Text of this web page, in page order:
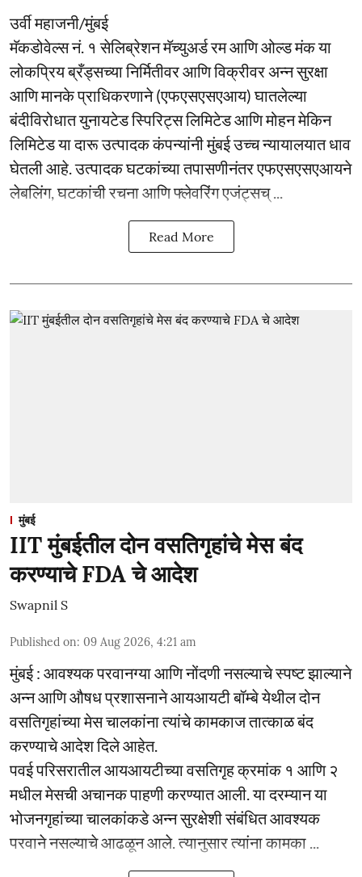
उर्वी महाजनी/मुंबई
मॅकडोवेल्स नं. १ सेलिब्रेशन मॅच्युअर्ड रम आणि ओल्ड मंक या
लोकप्रिय ब्रँड्सच्या निर्मितीवर आणि विक्रीवर अन्न सुरक्षा
आणि मानके प्राधिकरणाने (एफएसएसएआय) घातलेल्या
बंदीविरोधात युनायटेड स्पिरिट्स लिमिटेड आणि मोहन मेकिन
लिमिटेड या दारू उत्पादक कंपन्यांनी मुंबई उच्च न्यायालयात धाव
घेतली आहे. उत्पादक घटकांच्या तपासणीनंतर एफएसएसएआयने
लेबलिंग, घटकांची रचना आणि फ्लेवरिंग एजंट्सच् ...
Read More
मुंबई
IIT मुंबईतील दोन वसतिगृहांचे मेस बंद
करण्याचे FDA चे आदेश
Swapnil S
Published on: 09 Aug 2026, 4:21 am
मुंबई : आवश्यक परवानग्या आणि नोंदणी नसल्याचे स्पष्ट झाल्याने
अन्न आणि औषध प्रशासनाने आयआयटी बॉम्बे येथील दोन
वसतिगृहांच्या मेस चालकांना त्यांचे कामकाज तात्काळ बंद
करण्याचे आदेश दिले आहेत.
पवई परिसरातील आयआयटीच्या वसतिगृह क्रमांक १ आणि २
मधील मेसची अचानक पाहणी करण्यात आली. या दरम्यान या
भोजनगृहांच्या चालकांकडे अन्न सुरक्षेशी संबंधित आवश्यक
परवाने नसल्याचे आढळून आले. त्यानुसार त्यांना कामका ...